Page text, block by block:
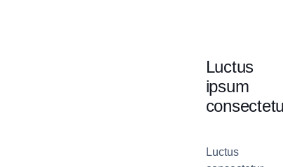
Luctus
ipsum
Luctus